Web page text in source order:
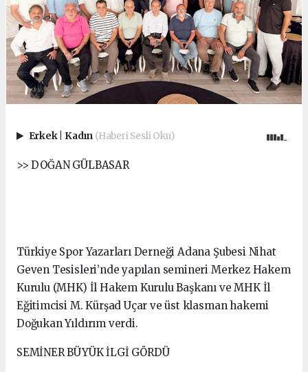
Erkek Kadın (Haberi Sesli Oku)
>> DOĞAN GÜLBASAR
Türkiye Spor Yazarları Derneği Adana Şubesi Nihat
Geven Tesisleri’nde yapılan semineri Merkez Hakem
Kurulu (MHK) İl Hakem Kurulu Başkanı ve MHK İl
Eğitimcisi M. Kürşad Uçar ve üst klasman hakemi
Doğukan Yıldırım verdi.
SEMİNER BÜYÜK İLGİ GÖRDÜ